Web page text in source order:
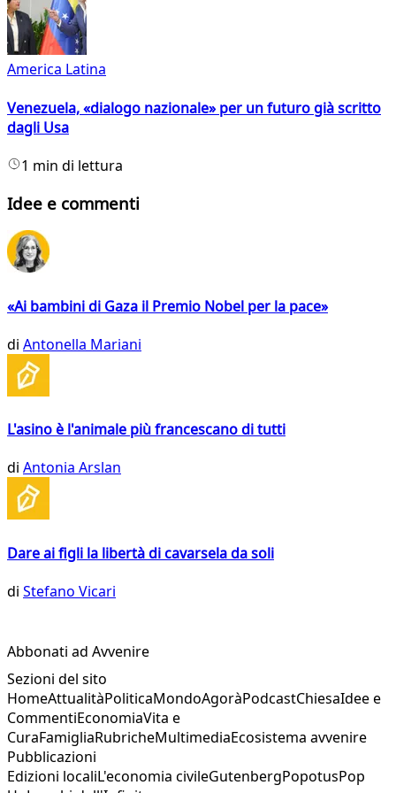
America Latina
Venezuela, «dialogo nazionale» per un futuro già scritto
dagli Usa
1 min di lettura
Idee e commenti
«Ai bambini di Gaza il Premio Nobel per la pace»
di Antonella Mariani
L'asino è l'animale più francescano di tutti
di Antonia Arslan
Dare ai figli la libertà di cavarsela da soli
di Stefano Vicari
Abbonati ad Avvenire
Sezioni del sito
HomeAttualitàPoliticaMondoAgoràPodcastChiesaIdee e
CommentiEconomiaVita e
CuraFamigliaRubricheMultimediaEcosistema avvenire
Pubblicazioni
Edizioni localiL'economia civileGutenbergPopotusPop